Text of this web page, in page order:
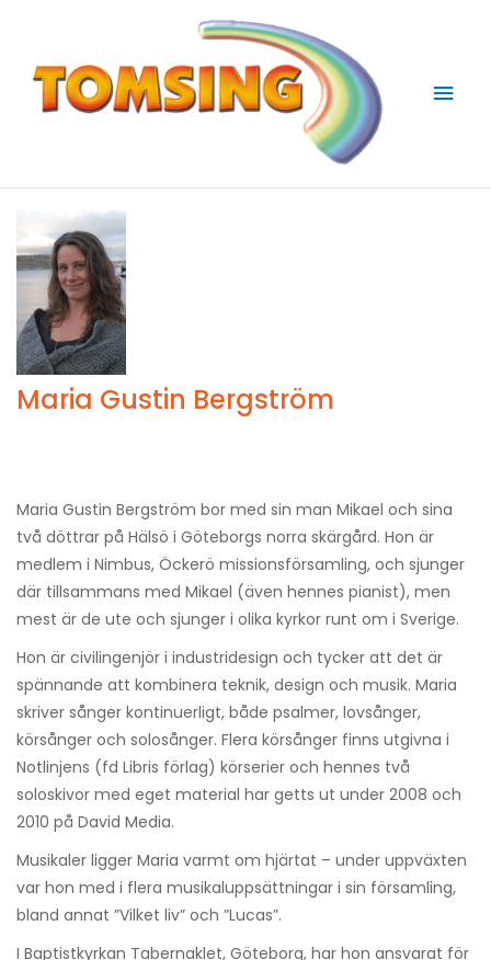
Maria Gustin Bergström
Maria Gustin Bergström bor med sin man Mikael och sina
två döttrar på Hälsö i Göteborgs norra skärgård. Hon är
medlem i Nimbus, Öckerö missionsförsamling, och sjunger
där tillsammans med Mikael (även hennes pianist), men
mest är de ute och sjunger i olika kyrkor runt om i Sverige.
Hon är civilingenjör i industridesign och tycker att det är
spännande att kombinera teknik, design och musik. Maria
skriver sånger kontinuerligt, både psalmer, lovsånger,
körsånger och solosånger. Flera körsånger finns utgivna i
Notlinjens (fd Libris förlag) körserier och hennes två
soloskivor med eget material har getts ut under 2008 och
2010 på David Media.
Musikaler ligger Maria varmt om hjärtat – under uppväxten
var hon med i flera musikaluppsättningar i sin församling,
bland annat ”Vilket liv” och ”Lucas”.
I Baptistkyrkan Tabernaklet, Göteborg, har hon ansvarat för